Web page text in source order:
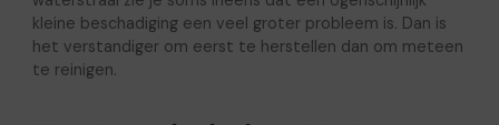
kleine beschadiging een veel groter probleem is. Dan is
het verstandiger om eerst te herstellen dan om meteen
te reinigen.